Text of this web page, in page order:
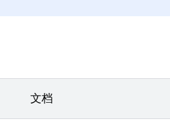
文档